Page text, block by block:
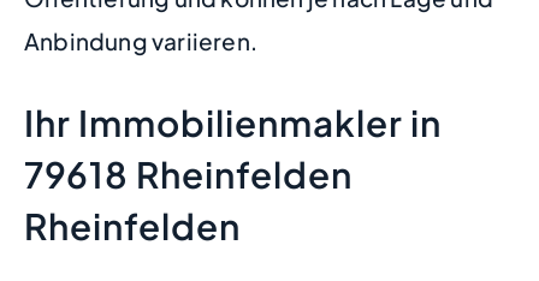
Anbindung variieren.
Ihr Immobilienmakler in
79618 Rheinfelden
Rheinfelden